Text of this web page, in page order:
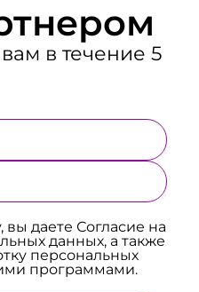
в течение 5
даете Согласие на
данных, а также
персональных
программами.